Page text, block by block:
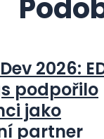
2026:
podpořilo
jako
partner